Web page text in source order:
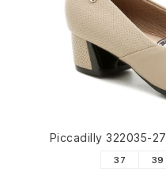
Piccadilly 322035-
37 39